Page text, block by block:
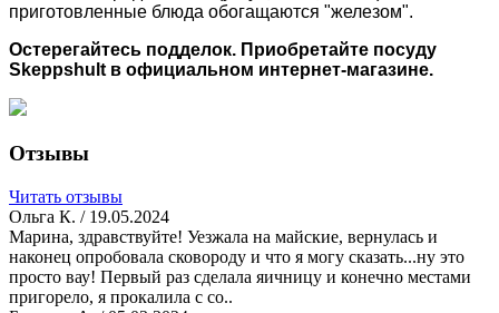
приготовленные блюда обогащаются "железом".
Остерегайтесь подделок. Приобретайте посуду
Skeppshult в официальном интернет-магазине.
Отзывы
Читать отзывы
Ольга К. / 19.05.2024
Марина, здравствуйте! Уезжала на майские, вернулась и
наконец опробовала сковороду и что я могу сказать...ну это
просто вау! Первый раз сделала яичницу и конечно местами
пригорело, я прокалила с со..